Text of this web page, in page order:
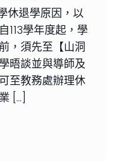
休退學原因，以
113學年度起，學
，須先至【山洞
晤談並與導師及
至教務處辦理休
[…]